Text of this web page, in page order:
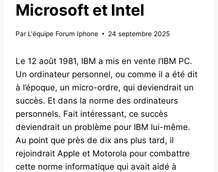
Microsoft et Intel
Par L'équipe Forum Iphone 24 septembre 2025
Le 12 août 1981, IBM a mis en vente l’IBM PC.
Un ordinateur personnel, ou comme il a été dit
à l’époque, un micro-ordre, qui deviendrait un
succès. Et dans la norme des ordinateurs
personnels. Fait intéressant, ce succès
deviendrait un problème pour IBM lui-même.
Au point que près de dix ans plus tard, il
rejoindrait Apple et Motorola pour combattre
cette norme informatique qui avait aidé à